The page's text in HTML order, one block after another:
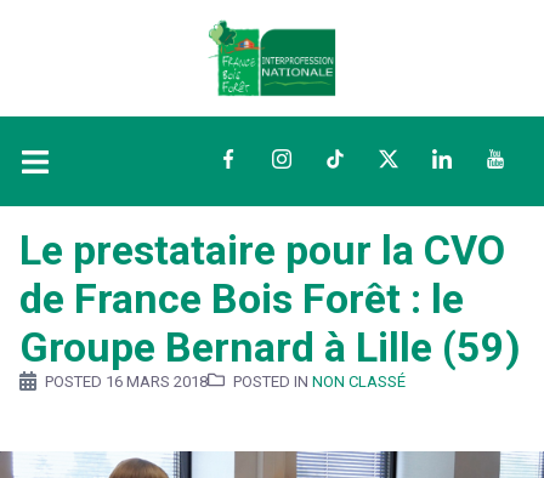
FacebookInstagramTikTokTwitterLinkedIn
Le prestataire pour la CVO
de France Bois Forêt : le
Groupe Bernard à Lille (59)
POSTED 16 MARS 2018 POSTED IN NON CLASSÉ